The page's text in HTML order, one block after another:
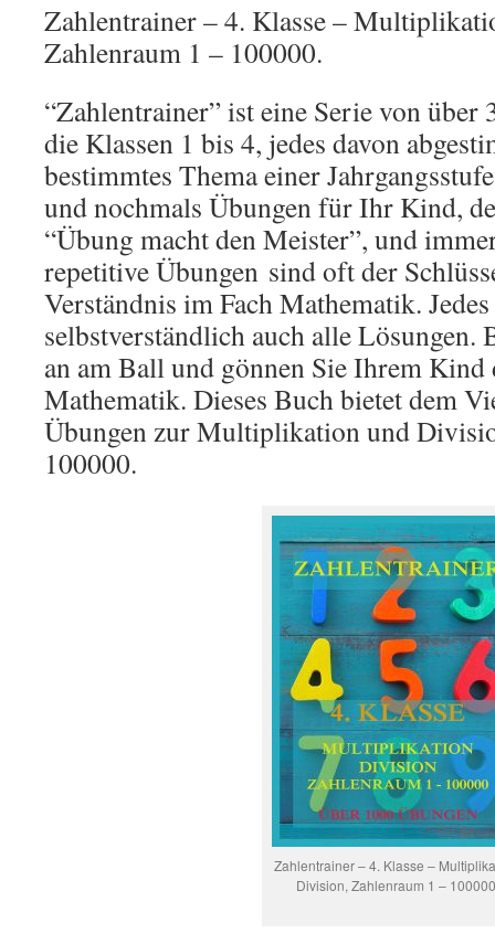
Zahlentrainer – 4. Klasse –
Zahlenraum 1 – 100000.
“Zahlentrainer” ist eine Serie von
die Klassen 1 bis 4, jedes davon
bestimmtes Thema einer
und nochmals Übungen für Ihr Kind,
“Übung macht den Meister”, und
repetitive Übungen sind oft der
Verständnis im Fach Mathematik.
selbstverständlich auch alle Lösungen.
an am Ball und gönnen Sie Ihrem
Mathematik. Dieses Buch bietet dem
Übungen zur Multiplikation und
100000.
Zahlentrainer – 4. Klasse –
Division, Zahlenraum 1 –